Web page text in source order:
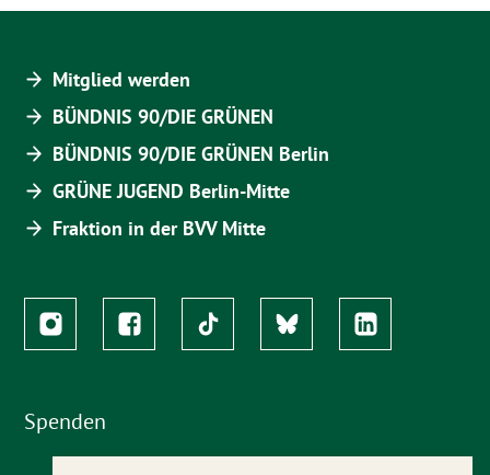
Mitglied werden
BÜNDNIS 90/DIE GRÜNEN
BÜNDNIS 90/DIE GRÜNEN Berlin
GRÜNE JUGEND Berlin-Mitte
Fraktion in der BVV Mitte
Spenden